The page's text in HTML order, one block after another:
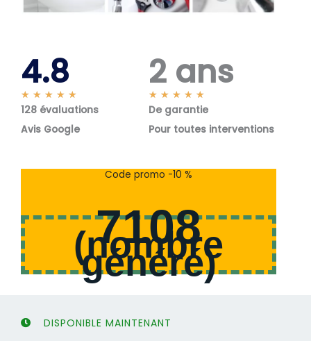
4.8
★ ★ ★ ★ ★
o
s
128 évaluations
Avis Google
2 ans
★ ★ ★ ★ ★
o
s
De garantie
Pour toutes interventions
Code promo -10 %
7108
(nombre
généré)
DISPONIBLE MAINTENANT